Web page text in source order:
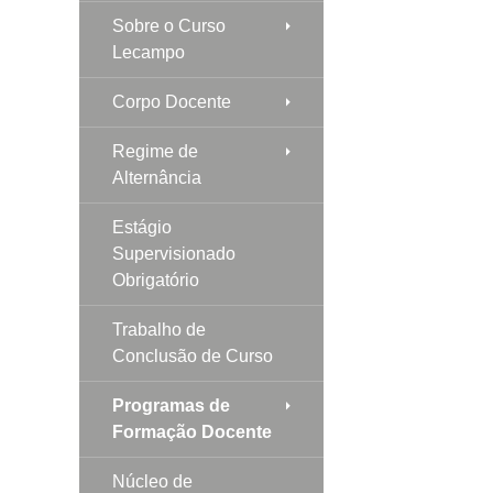
Sobre o Curso
Lecampo
Corpo Docente
Regime de
Alternância
Estágio
Supervisionado
Obrigatório
Trabalho de
Conclusão de Curso
Programas de
Formação Docente
Núcleo de